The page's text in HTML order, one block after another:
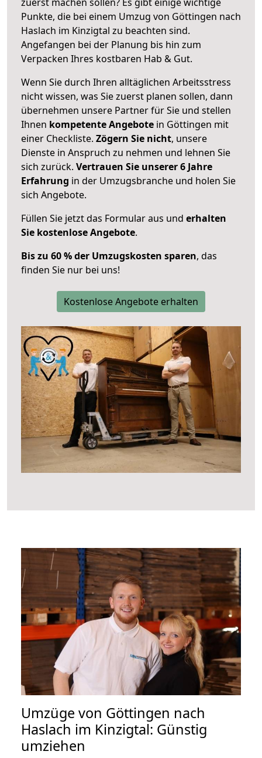
Punkte, die bei einem Umzug von Göttingen nach
Haslach im Kinzigtal zu beachten sind.
Angefangen bei der Planung bis hin zum
Verpacken Ihres kostbaren Hab & Gut.
Wenn Sie durch Ihren alltäglichen Arbeitsstress
nicht wissen, was Sie zuerst planen sollen, dann
übernehmen unsere Partner für Sie und stellen
Ihnen kompetente Angebote in Göttingen mit
einer Checkliste. Zögern Sie nicht, unsere
Dienste in Anspruch zu nehmen und lehnen Sie
sich zurück. Vertrauen Sie unserer 6 Jahre
Erfahrung in der Umzugsbranche und holen Sie
sich Angebote.
Füllen Sie jetzt das Formular aus und erhalten
Sie kostenlose Angebote.
Bis zu 60 % der Umzugskosten sparen, das
finden Sie nur bei uns!
Kostenlose Angebote erhalten
Umzüge von Göttingen nach
Haslach im Kinzigtal: Günstig
umziehen